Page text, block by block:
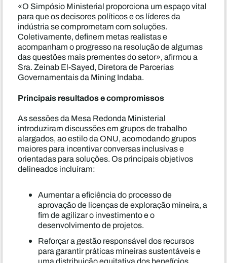
«O Simpósio Ministerial proporciona um espaço vital
para que os decisores políticos e os líderes da
indústria se comprometam com soluções.
Coletivamente, definem metas realistas e
acompanham o progresso na resolução de algumas
das questões mais prementes do setor», afirmou a
Sra. Zeinab El-Sayed, Diretora de Parcerias
Governamentais da Mining Indaba.
Principais resultados e compromissos
As sessões da Mesa Redonda Ministerial
introduziram discussões em grupos de trabalho
alargados, ao estilo da ONU, acomodando grupos
maiores para incentivar conversas inclusivas e
orientadas para soluções. Os principais objetivos
delineados incluíram:
Aumentar a eficiência do processo de
aprovação de licenças de exploração mineira, a
fim de agilizar o investimento e o
desenvolvimento de projetos.
Reforçar a gestão responsável dos recursos
para garantir práticas mineiras sustentáveis e